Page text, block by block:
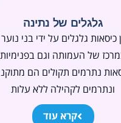
גלגלים של נתינה
כיסאות גלגלים על ידי בני
של העמותה וגם בפנימיות
נתרמים תקולים הם
ונתרמים לקהילה ללא עלות
קרא עוד